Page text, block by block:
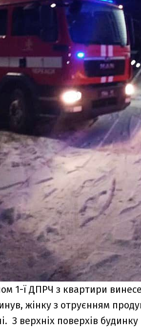
1-ї ДПРЧ з квартири
жінку з отруєнням
З верхніх поверхів